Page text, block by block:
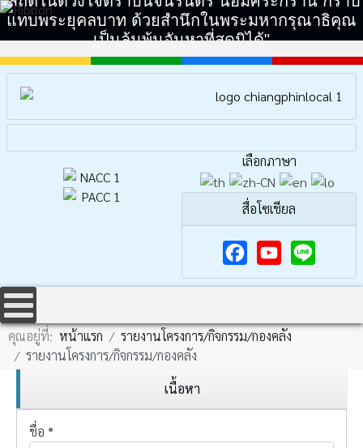
แทบพระยุคลบาท ด้วยสำนึกในพระมหากรุณาธิคุณ
เป็นล้นพ้นอันหาที่สุดมิได้"
เลือกภาษา
สื่อโซเชียล
F
c
Y
u
คุณอยู่ที่: หน้าแรก
รายงานโครงการ/กิจกรรม/กองคลัง
รายงานโครงการ/กิจกรรม/กองคลัง
เนื้อหา
ชื่อ *